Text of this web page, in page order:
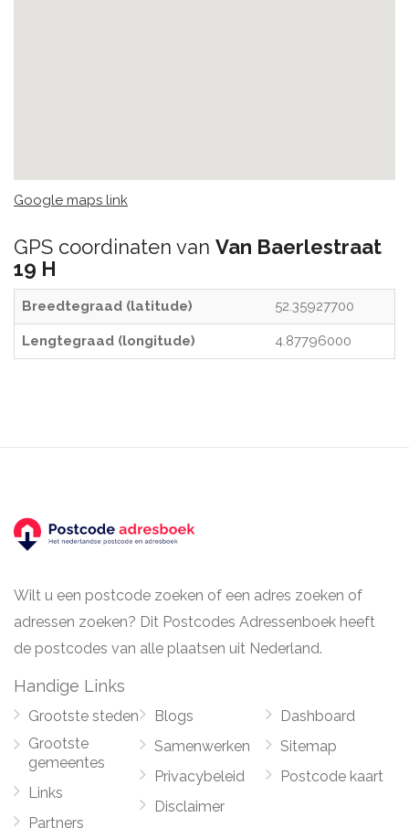
Google maps link
GPS coordinaten van Van Baerlestraat
19 H
Breedtegraad (latitude) 52.35927700
Lengtegraad (longitude) 4.87796000
Wilt u een postcode zoeken of een adres zoeken of
adressen zoeken? Dit Postcodes Adressenboek heeft
de postcodes van alle plaatsen uit Nederland.
Handige Links
Grootste steden
Grootste
gemeentes
Links
Partners
Blogs
Samenwerken
Privacybeleid
Disclaimer
Dashboard
Sitemap
Postcode kaart